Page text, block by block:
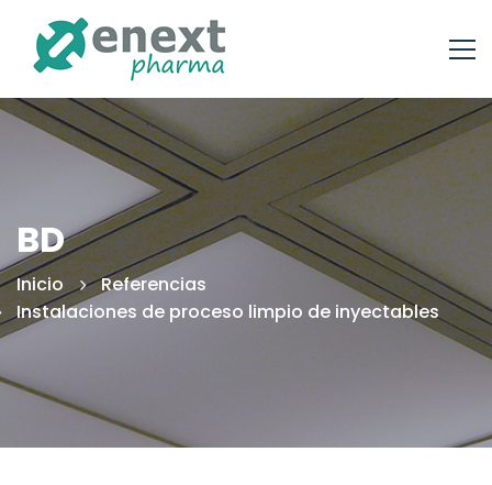
BD
Inicio
Referencias
Instalaciones de proceso limpio de inyectables